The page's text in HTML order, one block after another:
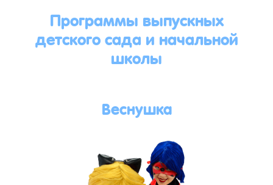
Программы выпускных
детского сада и начальной
школы
Веснушка